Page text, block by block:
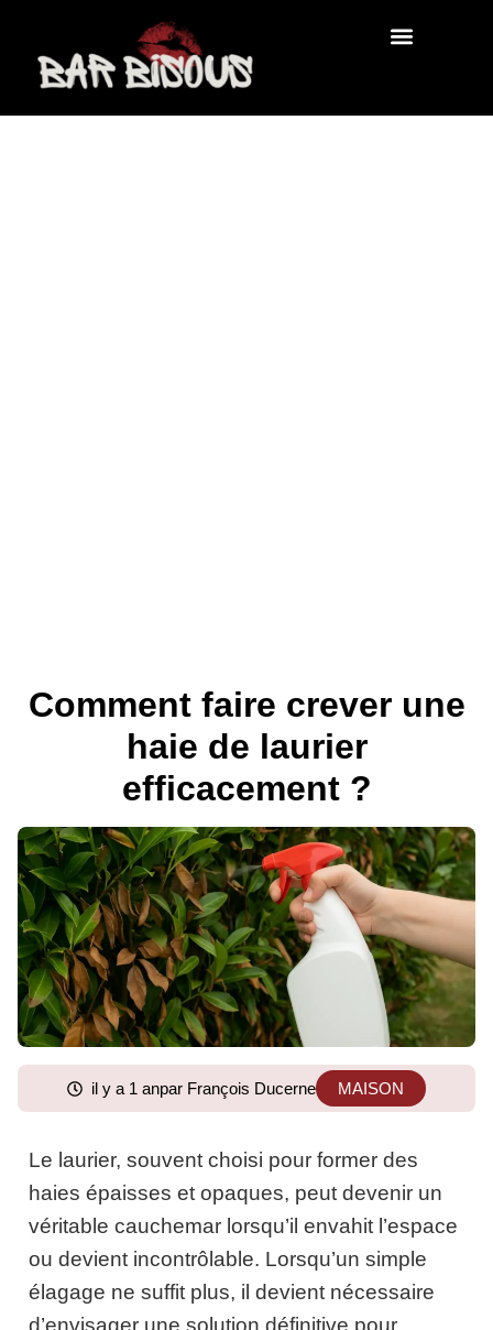
Comment faire crever une
haie de laurier
efficacement ?
il y a 1 anpar François Ducerne MAISON
Le laurier, souvent choisi pour former des
haies épaisses et opaques, peut devenir un
véritable cauchemar lorsqu’il envahit l’espace
ou devient incontrôlable. Lorsqu’un simple
élagage ne suffit plus, il devient nécessaire
d’envisager une solution définitive pour